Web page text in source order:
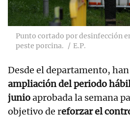
Punto cortado por desinfección
peste porcina.
E.P.
Desde el departamento,
ampliación del periodo
junioaprobada la semana
objetivo de reforzar el